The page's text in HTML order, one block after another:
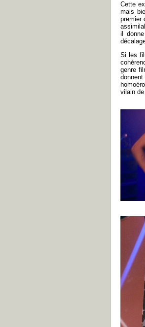
Cette
mais
premier
il
Si les
genre
donnent
vilain